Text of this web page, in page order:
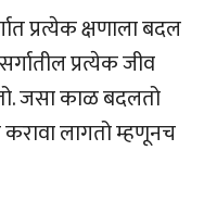
प्रत्येक क्षणाला बदल
प्रत्येक जीव
जसा काळ बदलतो
लागतो म्हणूनच